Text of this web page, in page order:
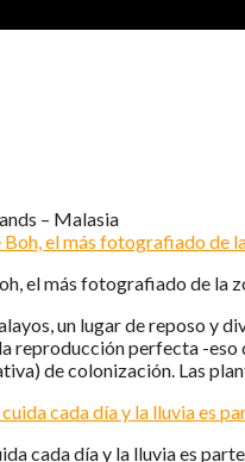
– Malasia
el más fotografiado de la
un lugar de reposo y
reproducción perfecta -
de colonización. Las
cada día y la lluvia es